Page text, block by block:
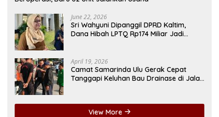
June 22, 2026
Sri Wahyuni Dipanggil DPRD Kaltim,
Dana Hibah LPTQ Rp174 Miliar Jadi
April 19, 2026
Camat Samarinda Ulu Gerak Cepat
Tanggapi Keluhan Bau Drainase di Jalan
View More